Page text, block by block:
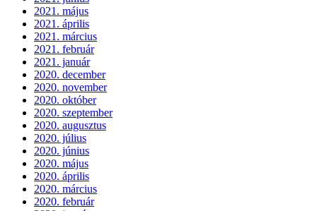
2021. május
2021. április
2021. március
2021. február
2021. január
2020. december
2020. november
2020. október
2020. szeptember
2020. augusztus
2020. július
2020. június
2020. május
2020. április
2020. március
2020. február